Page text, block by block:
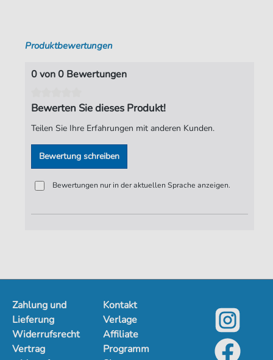
Sprache:
Deutsch
Taktart:
4-4
Autoren:
Haussmann,Valentin (ca.1560 -1612)
Spieldauer:
00:49
Verlag:
Jürgen Knuth
Produktbewertungen
0 von 0 Bewertungen
Bewerten Sie dieses Produkt!
Teilen Sie Ihre Erfahrungen mit anderen Kunden.
Bewertung schreiben
Bewertungen nur in der aktuellen Sprache anzeigen.
Zahlung und
Lieferung
Widerrufsrecht
Vertrag
Kontakt
Verlage
Affiliate
Programm